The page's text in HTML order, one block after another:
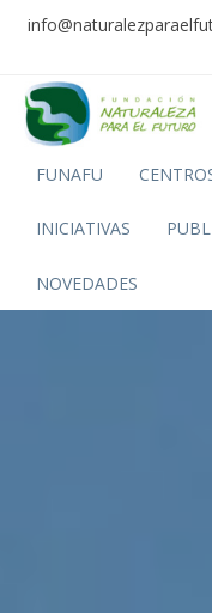
FUNAFU
INICIATIVAS
NOVEDADES